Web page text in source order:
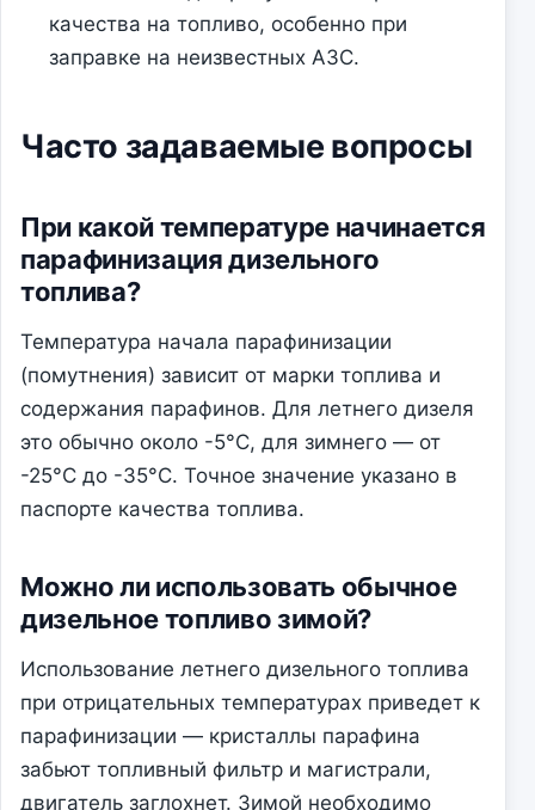
качества на топливо, особенно при
заправке на неизвестных АЗС.
Часто задаваемые вопросы
При какой температуре начинается
парафинизация дизельного
топлива?
Температура начала парафинизации
(помутнения) зависит от марки топлива и
содержания парафинов. Для летнего дизеля
это обычно около -5°C, для зимнего — от
-25°C до -35°C. Точное значение указано в
паспорте качества топлива.
Можно ли использовать обычное
дизельное топливо зимой?
Использование летнего дизельного топлива
при отрицательных температурах приведет к
парафинизации — кристаллы парафина
забьют топливный фильтр и магистрали,
двигатель заглохнет. Зимой необходимо